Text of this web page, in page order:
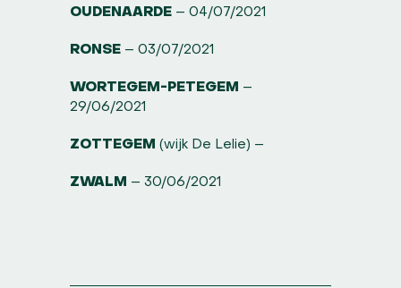
OUDENAARDE– 04/07/2021
RONSE– 03/07/2021
WORTEGEM-PETEGEM –
29/06/2021
ZOTTEGEM (wijk De Lelie) –
ZWALM – 30/06/2021